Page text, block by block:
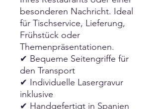
besonderen Nachricht. Ideal
für Tischservice, Lieferung,
Frühstück oder
Themenpräsentationen.
✔ Bequeme Seitengriffe für
den Transport
✔ Individuelle Lasergravur
inklusive
✔ Handgefertigt in Spanien